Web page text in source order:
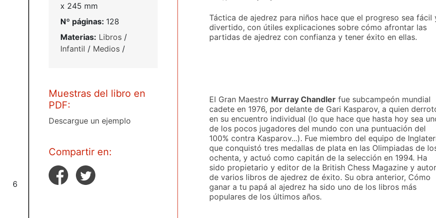
6
x 245 mm
Nº páginas: 128
Materias: Libros /
Infantil / Medios /
Muestras del libro en
PDF:
Descargue un ejemplo
Compartir en:
Táctica de ajedrez para niños hace que el progreso sea fácil
divertido, con útiles explicaciones sobre cómo afrontar las
partidas de ajedrez con confianza y tener éxito en ellas.
El Gran Maestro Murray Chandler fue subcampeón mundial
cadete en 1976, por delante de Gari Kasparov, a quien
en su encuentro individual (lo que hace que hasta hoy sea
de los pocos jugadores del mundo con una puntuación del
100% contra Kasparov...). Fue miembro del equipo de
que conquistó tres medallas de plata en las Olimpiadas de
ochenta, y actuó como capitán de la selección en 1994. Ha
sido propietario y editor de la British Chess Magazine y autor
de varios libros de ajedrez de éxito. Su obra anterior, Cómo
ganar a tu papá al ajedrez ha sido uno de los libros más
populares de los últimos años.